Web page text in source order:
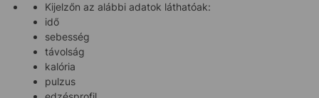
Kijelzőn az alábbi adatok láthatóak:
idő
sebesség
távolság
kalória
pulzus